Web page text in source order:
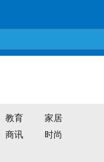
教育
家居
商讯
时尚